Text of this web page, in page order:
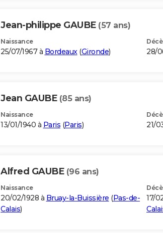
Jean-philippe GAUBE (57 ans)
Naissance
25/07/1967 à Bordeaux(Gironde) 28/
Jean GAUBE (85 ans)
Naissance
13/01/1940 à Paris (Paris) 21/
Alfred GAUBE (96 ans)
Naissance
20/02/1928 à Bruay-la-Buissière (Pas-de-
Calais)
17/